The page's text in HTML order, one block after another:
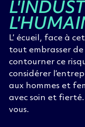
L’ écueil, face à
tout embrasser
contourner ce
considérer
aux hommes et
avec soin et
vous.